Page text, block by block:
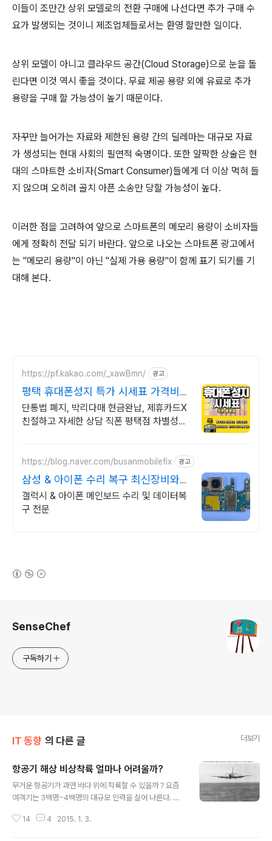
이들이 조만간 상위 모델로의 전환 구매에 나선다면 추가 구매 수
요가 발생되는 것이니 제조업체들로서는 환영 할만한 일이다.
상위 모델이 아니고 클라우드 공간(Cloud Storage)으로 눈을 돌
린다면 이것 역시 좋을 것이다. 무료 제공 용량 외에 유료로 추가
용량을 구매 할 가능성이 높기 때문이다.
자꾸만 늘어가는 자료와 제한된 용량 간의 딜레마는 대규모 자료
가 생성되는 현대 사회의 필연적 숙명이다. 또한 얄팍한 상술은 현
대의 스마트한 소비자(Smart Consumer)들에게 더 이상 먹혀 들
지 않으며 오히려 골치 아픈 소송만 당할 가능성이 높다.
이러한 점을 고려하여 앞으로 스마트폰의 메모리 용량이 소비자들
에게 정확히 전달 되기 바란다. 앞으로 나오는 스마트폰 광고에서
는 "메모리 용량"이 아닌 "실제 가용 용량"이 함께 표기 되기를 기
대해 본다.
https://pf.kakao.com/_xawBmn/ 광고
평택 휴대폰성지 특가 시세표 가격비교
꼭 해보세요
단통법 폐지, 박리다매 현금완납, 제휴카드X
친절하고 자세한 상담 직폰 평택점 차별성없
https://blog.naver.com/busanmobilefix 광고
삼성 & 아이폰 수리 복구 최신장비와
정품부품 당일수리
갤럭시 & 아이폰 메인보드 수리 및 데이터복
구 전문
SenseChef
구독하기
IT 동향 의 다른 글 더보기
항공기 해상 비상착륙 얼마나 어려울까?
무거운 항공기가 과연 바다 위에 착륙할 수 있을까 ? 요즘
여객기는 3백명~4백명의 대규모 인력을 실어 나른다. 따
진, 연료, 승객들의 화물까지 고려하면 그 무게가 상당함을
14 4 2015. 1. 3.